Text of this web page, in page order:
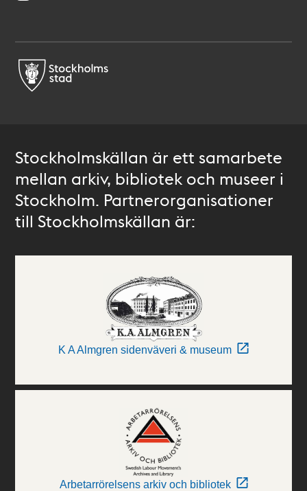
Stockholmskällan är ett samarbete
mellan arkiv, bibliotek och museer i
Stockholm. Partnerorganisationer
till Stockholmskällan är:
K A Almgren sidenväveri & museum
Arbetarrörelsens arkiv och bibliotek